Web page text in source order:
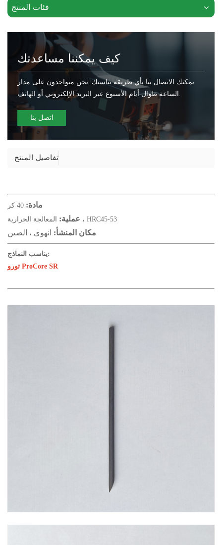
فئات المنتج
كيف يمكننا مساعدتك
يمكنك الاتصال بنا بأي طريقة تناسبك. نحن متواجدون على مدار
الساعة طوال أيام الأسبوع عبر البريد الإلكتروني أو الهاتف.
اتصل بنا
تفاصيل المنتج
مادة: 40 كر
عملية: المعالجة الحرارية ، HRC45-53
مكان المنشأ: انهوى ، الصين
يناسب النماذج:
ProCore SR